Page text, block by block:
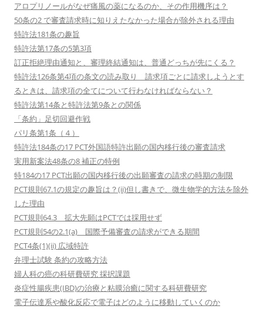
アロプリノールがなぜ痛風の薬になるのか、その作用機序は？
50条の2 で審査請求時に知りえたなかった場合が除外される理由
特許法181条の趣旨
特許法第17条の5第3項
訂正拒絶理由通知と、審理終結通知は、普通どっちが先にくる？
特許法126条第4項の条文の読み取り 請求項ごとに請求しようとす
るときは、請求項の全てについて行わなければならない？
特許法第14条と特許法第9条との関係
「条約」足切回避作戦
パリ条第1条（４）
特許法184条の17 PCT外国語特許出願の国内移行後の審査請求
実用新案法48条の8 補正の特例
特184の17 PCT出願の国内移行後の出願審査の請求の時期の制限
PCT規則67.1の規定の趣旨は？(ii)但し書きで、微生物学的方法を除外
した理由
PCT規則64.3 拡大先願はPCTでは採用せず
PCT規則54の2.1(a) 国際予備審査の請求ができる期間
PCT4条(1)(ii) 広域特許
弁理士試験 条約の攻略方法
婦人科の癌の科研費研究 採択課題
炎症性腸疾患(IBD)の治療と粘膜治癒に関する科研費研究
電子伝達系や酸化反応で電子はどのように移動していくのか